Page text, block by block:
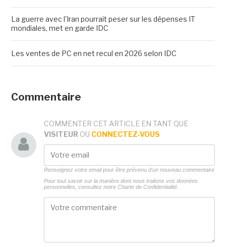
La guerre avec l'Iran pourrait peser sur les dépenses IT
mondiales, met en garde IDC
Les ventes de PC en net recul en 2026 selon IDC
Commentaire
COMMENTER CET ARTICLE EN TANT QUE
VISITEUR OU CONNECTEZ-VOUS
Renseignez votre email pour être prévenu d'un nouveau commentaire
Pour tout savoir sur la manière dont nous traitons vos données
personnelles, consultez notre Charte de Confidentialité.